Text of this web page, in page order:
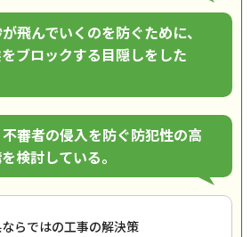
飛んでいくのを防ぐために、
ブロックする目隠しをした
審者の侵入を防ぐ防犯性の高
検討している。
らではの工事の解決策